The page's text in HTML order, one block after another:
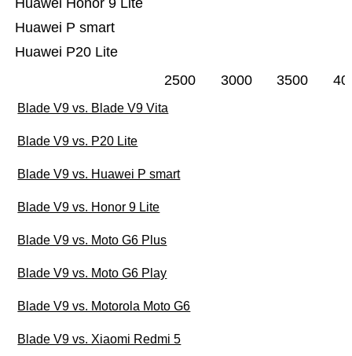
Huawei P20 Lite
Huawei P smart
Huawei Honor 9 Lite
2500 3000 3500
Blade V9 vs. Blade V9 Vita
Blade V9 vs. P20 Lite
Blade V9 vs. Huawei P smart
Blade V9 vs. Honor 9 Lite
Blade V9 vs. Moto G6 Plus
Blade V9 vs. Moto G6 Play
Blade V9 vs. Motorola Moto G6
Blade V9 vs. Xiaomi Redmi 5